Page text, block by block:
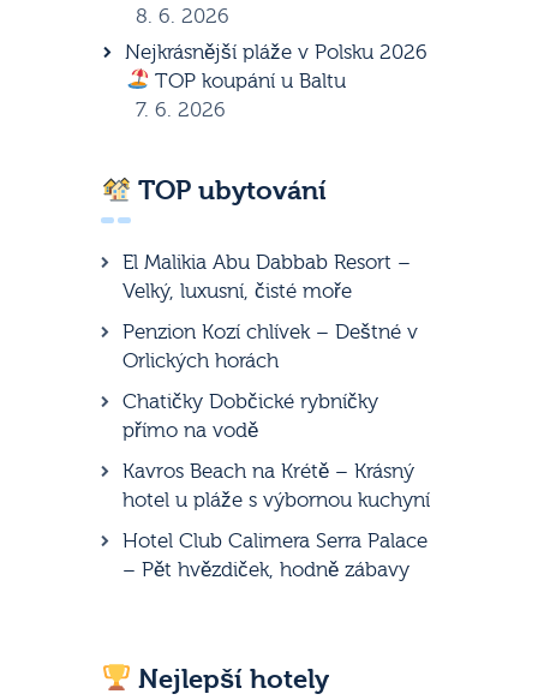
8. 6. 2026
Nejkrásnější pláže v Polsku 2026
TOP koupání u Baltu
7. 6. 2026
TOP ubytování
El Malikia Abu Dabbab Resort –
Velký, luxusní, čisté moře
Penzion Kozí chlívek – Deštné v
Orlických horách
Chatičky Dobčické rybníčky
přímo na vodě
Kavros Beach na Krétě – Krásný
hotel u pláže s výbornou kuchyní
Hotel Club Calimera Serra Palace
– Pět hvězdiček, hodně zábavy
Nejlepší hotely